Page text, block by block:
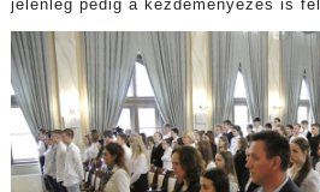
jelenleg pedig a kezdeményezés is